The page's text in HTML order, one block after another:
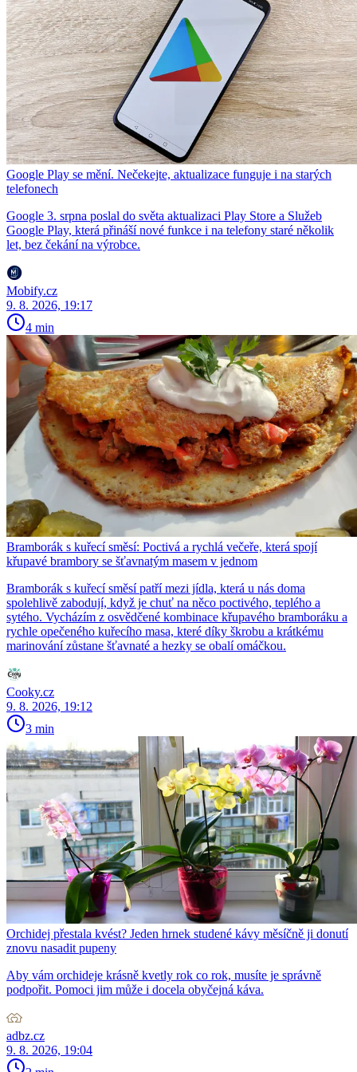
Google Play se mění. Nečekejte, aktualizace funguje i na starých
telefonech
Google 3. srpna poslal do světa aktualizaci Play Store a Služeb
Google Play, která přináší nové funkce i na telefony staré několik
let, bez čekání na výrobce.
Mobify.cz
9. 8. 2026, 19:17
4 min
Bramborák s kuřecí směsí: Poctivá a rychlá večeře, která spojí
křupavé brambory se šťavnatým masem v jednom
Bramborák s kuřecí směsí patří mezi jídla, která u nás doma
spolehlivě zabodují, když je chuť na něco poctivého, teplého a
sytého. Vycházím z osvědčené kombinace křupavého bramboráku a
rychle opečeného kuřecího masa, které díky škrobu a krátkému
marinování zůstane šťavnaté a hezky se obalí omáčkou.
Cooky.cz
9. 8. 2026, 19:12
3 min
Orchidej přestala kvést? Jeden hrnek studené kávy měsíčně ji donutí
znovu nasadit pupeny
Aby vám orchideje krásně kvetly rok co rok, musíte je správně
podpořit. Pomoci jim může i docela obyčejná káva.
adbz.cz
9. 8. 2026, 19:04